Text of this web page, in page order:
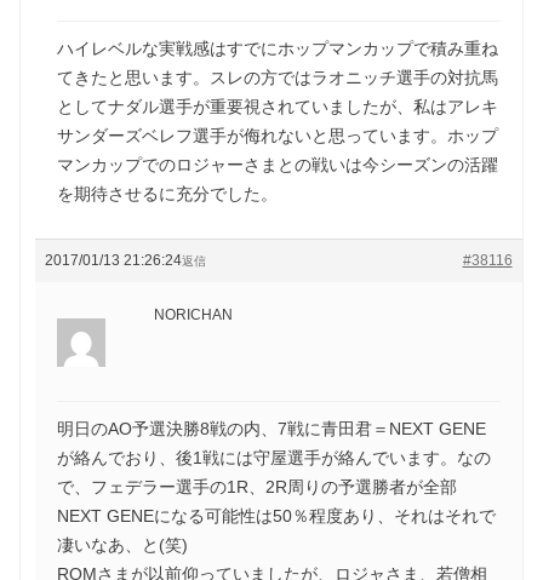
ハイレベルな実戦感はすでにホップマンカップで積み重ね
てきたと思います。スレの方ではラオニッチ選手の対抗馬
としてナダル選手が重要視されていましたが、私はアレキ
サンダーズベレフ選手が侮れないと思っています。ホップ
マンカップでのロジャーさまとの戦いは今シーズンの活躍
を期待させるに充分でした。
2017/01/13 21:26:24 #38116
返信
NORICHAN
明日のAO予選決勝8戦の内、7戦に青田君＝NEXT GENE
が絡んでおり、後1戦には守屋選手が絡んでいます。なの
で、フェデラー選手の1R、2R周りの予選勝者が全部
NEXT GENEになる可能性は50％程度あり、それはそれで
凄いなあ、と(笑)
ROMさまが以前仰っていましたが、ロジャさま、若僧相